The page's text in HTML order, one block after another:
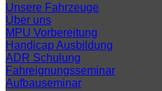
Unsere Fahrzeuge
Über uns
MPU Vorbereitung
Handicap Ausbildung
ADR Schulung
Fahreignungsseminar
Aufbauseminar